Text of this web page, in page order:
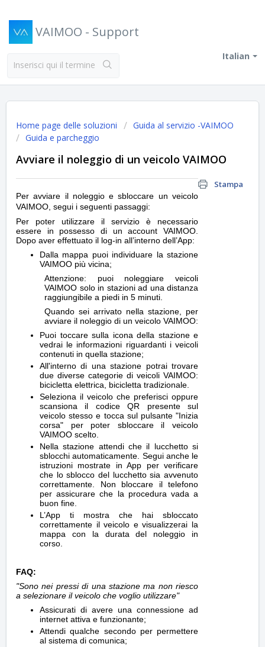
VAIMOO - Support
Italian
Home page delle soluzioni
Guida al servizio -VAIMOO
Guida e parcheggio
Avviare il noleggio di un veicolo VAIMOO
Stampa
Per avviare il noleggio e sbloccare un veicolo
VAIMOO, segui i seguenti passaggi:
Per poter utilizzare il servizio è necessario
essere in possesso di un account VAIMOO.
Dopo aver effettuato il log-in all’interno dell’App:
Dalla mappa puoi individuare la stazione
VAIMOO più vicina;
Attenzione: puoi noleggiare veicoli
VAIMOO solo in stazioni ad una distanza
raggiungibile a piedi in 5 minuti.
Quando sei arrivato nella stazione, per
avviare il noleggio di un veicolo VAIMOO:
Puoi toccare sulla icona della stazione e
vedrai le informazioni riguardanti i veicoli
contenuti in quella stazione;
All'interno di una stazione potrai trovare
due diverse categorie di veicoli VAIMOO:
bicicletta elettrica, bicicletta tradizionale.
Seleziona il veicolo che preferisci oppure
scansiona il codice QR presente sul
veicolo stesso e tocca sul pulsante "Inizia
corsa" per poter sbloccare il veicolo
VAIMOO scelto.
Nella stazione attendi che il lucchetto si
sblocchi automaticamente. Segui anche le
istruzioni mostrate in App per verificare
che lo sblocco del lucchetto sia avvenuto
correttamente. Non bloccare il telefono
per assicurare che la procedura vada a
buon fine.
L’App ti mostra che hai sbloccato
correttamente il veicolo e visualizzerai la
mappa con la durata del noleggio in
corso.
FAQ:
"Sono nei pressi di una stazione ma non riesco
a selezionare il veicolo che voglio utilizzare"
Assicurati di avere una connessione ad
internet attiva e funzionante;
Attendi qualche secondo per permettere
al sistema di comunica;